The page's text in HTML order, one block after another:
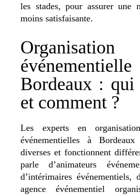
les stades, pour assurer une
moins satisfaisante.
Organisation
Bordeaux : qui
et comment ?
Les experts en
événementielles à
diverses et fonctionnent
parle d’animateurs
d’intérimaires événementiels,
agence événementiel